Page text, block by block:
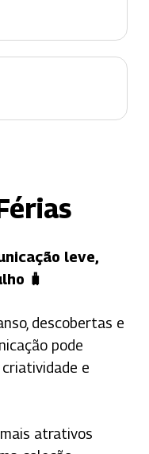
leve,
🧳
descobertas e
pode
e
atrativos